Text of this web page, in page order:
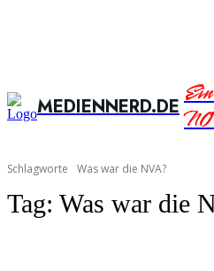
MEDIENNERD.DE
Schlagworte Was war die NVA?
Tag: Was war die